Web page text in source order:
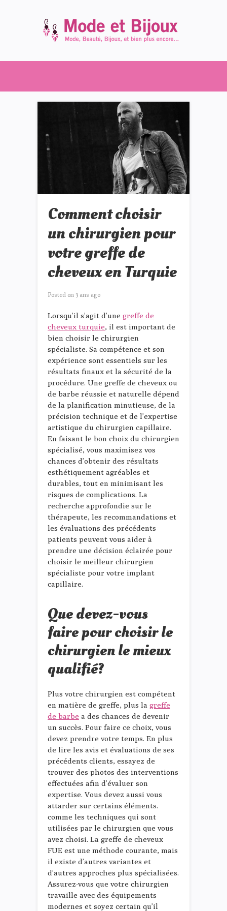
Comment choisir
un chirurgien pour
votre greffe de
cheveux en Turquie
Posted on 3 ans ago
Lorsqu’il s’agit d’une greffe de
cheveux turquie, il est important de
bien choisir le chirurgien
spécialiste. Sa compétence et son
expérience sont essentiels sur les
résultats finaux et la sécurité de la
procédure. Une greffe de cheveux ou
de barbe réussie et naturelle dépend
de la planification minutieuse, de la
précision technique et de l’expertise
artistique du chirurgien capillaire.
En faisant le bon choix du chirurgien
spécialisé, vous maximisez vos
chances d’obtenir des résultats
esthétiquement agréables et
durables, tout en minimisant les
risques de complications. La
recherche approfondie sur le
thérapeute, les recommandations et
les évaluations des précédents
patients peuvent vous aider à
prendre une décision éclairée pour
choisir le meilleur chirurgien
spécialiste pour votre implant
capillaire.
Que devez-vous
faire pour choisir le
chirurgien le mieux
qualifié?
Plus votre chirurgien est compétent
en matière de greffe, plus la greffe
de barbe a des chances de devenir
un succès. Pour faire ce choix, vous
devez prendre votre temps. En plus
de lire les avis et évaluations de ses
précédents clients, essayez de
trouver des photos des interventions
effectuées afin d’évaluer son
expertise. Vous devez aussi vous
attarder sur certains éléments.
comme les techniques qui sont
utilisées par le chirurgien que vous
avez choisi. La greffe de cheveux
FUE est une méthode courante, mais
il existe d’autres variantes et
d’autres approches plus spécialisées.
Assurez-vous que votre chirurgien
travaille avec des équipements
modernes et soyez certain qu’il